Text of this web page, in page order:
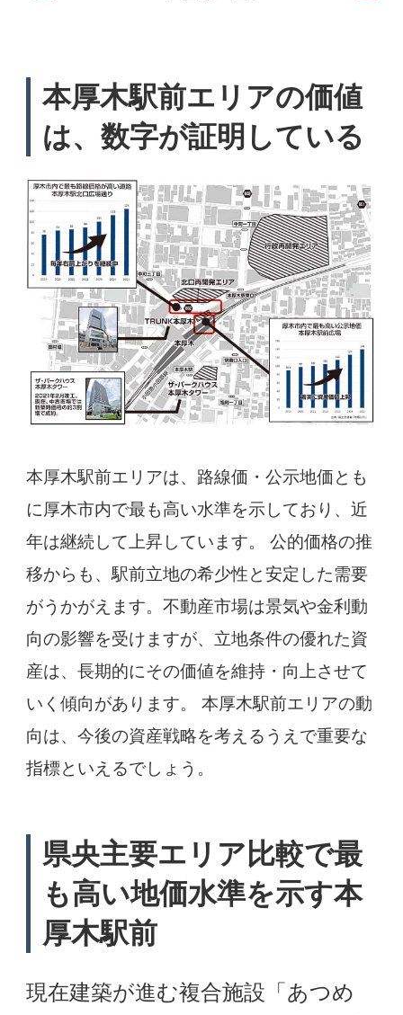
本厚木駅前エリアの価値
は、数字が証明している
本厚木駅前エリアは、路線価・公示地価とも
に厚木市内で最も高い水準を示しており、近
年は継続して上昇しています。 公的価格の推
移からも、駅前立地の希少性と安定した需要
がうかがえます。不動産市場は景気や金利動
向の影響を受けますが、立地条件の優れた資
産は、長期的にその価値を維持・向上させて
いく傾向があります。 本厚木駅前エリアの動
向は、今後の資産戦略を考えるうえで重要な
指標といえるでしょう。
県央主要エリア比較で最
も高い地価水準を示す本
厚木駅前
現在建築が進む複合施設「あつめ